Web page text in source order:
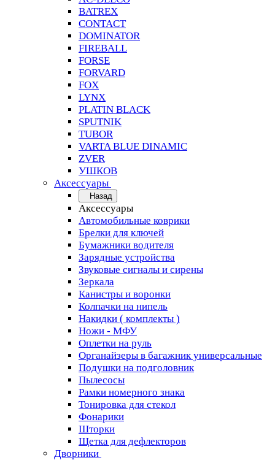
BATREX
CONTACT
DOMINATOR
FIREBALL
FORSE
FORVARD
FOX
LYNX
PLATIN BLACK
SPUTNIK
TUBOR
VARTA BLUE DINAMIC
ZVER
УШКОВ
Аксессуары
Назад
Аксессуары
Автомобильные коврики
Брелки для ключей
Бумажники водителя
Зарядные устройства
Звуковые сигналы и сирены
Зеркала
Канистры и воронки
Колпачки на нипель
Накидки ( комплекты )
Ножи - МФУ
Оплетки на руль
Органайзеры в багажник универсальные
Подушки на подголовник
Пылесосы
Рамки номерного знака
Тонировка для стекол
Фонарики
Шторки
Щетка для дефлекторов
Дворники